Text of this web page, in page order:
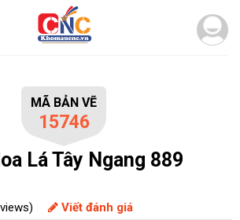
MÃ BẢN VẼ
15746
Lá Tây Ngang 889
Viết đánh giá